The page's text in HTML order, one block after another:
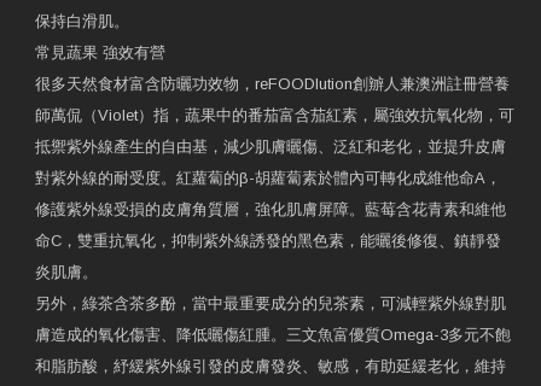
保持白滑肌。
常見蔬果 強效有營
很多天然食材富含防曬功效物，reFOODlution創辧人兼澳洲註冊營養
師萬侃（Violet）指，蔬果中的番茄富含茄紅素，屬強效抗氧化物，可
抵禦紫外線產生的自由基，減少肌膚曬傷、泛紅和老化，並提升皮膚
對紫外線的耐受度。紅蘿蔔的β-胡蘿蔔素於體內可轉化成維他命A，
修護紫外線受損的皮膚角質層，強化肌膚屏障。藍莓含花青素和維他
命C，雙重抗氧化，抑制紫外線誘發的黑色素，能曬後修復、鎮靜發
炎肌膚。
另外，綠茶含茶多酚，當中最重要成分的兒茶素，可減輕紫外線對肌
膚造成的氧化傷害、降低曬傷紅腫。三文魚富優質Omega-3多元不飽
和脂肪酸，紓緩紫外線引發的皮膚發炎、敏感，有助延緩老化，維持